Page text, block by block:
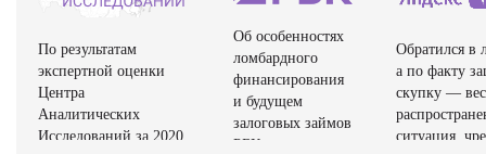
По результатам
экспертной оценки
Центра
Аналитических
Исследований за 2020
Об особенностях
ломбардного
финансирования
и будущем
залоговых займов
РБК+ рассказала
Обратился в
а по факту
скупку —
ситуация,